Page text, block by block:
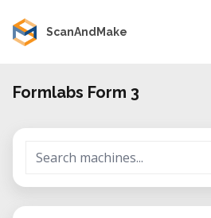
ScanAndMake
Formlabs Form 3